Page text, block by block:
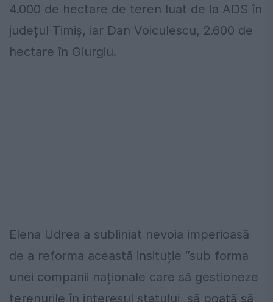
4.000 de hectare de teren luat de la ADS în
județul Timiș, iar Dan Voiculescu, 2.600 de
hectare în Giurgiu.
Elena Udrea a subliniat nevoia imperioasă
de a reforma această insituție “sub forma
unei companii naționale care să gestioneze
terenurile în interesul statului, să poată să